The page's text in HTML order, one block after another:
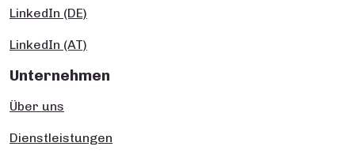
LinkedIn (DE)
LinkedIn (AT)
Unternehmen
Über uns
Dienstleistungen